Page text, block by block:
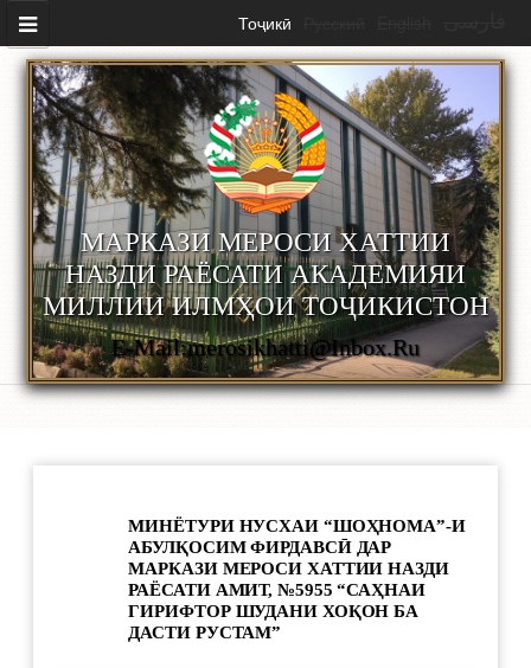
Перейти к основному содержаниюТоҷикӣ
МАРКАЗИ МЕРОСИ ХАТТИИ
НАЗДИ РАЁСАТИ АКАДЕМИЯИ
МИЛЛИИ ИЛМҲОИ ТОҶИКИСТОН
E-Mail:merosikhatti@inbox.ru
МИНЁТУРИ НУСХАИ “ШОҲНОМА”-И
АБУЛҚОСИМ ФИРДАВСӢ ДАР
МАРКАЗИ МЕРОСИ ХАТТИИ НАЗДИ
РАЁСАТИ АМИТ, №5955 “САҲНАИ
ГИРИФТОР ШУДАНИ ХОҚОН БА
ДАСТИ РУСТАМ”